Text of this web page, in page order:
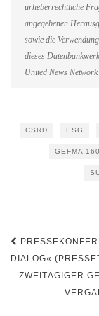
urheberrechtliche
angegebenen
sowie die
dieses
United News
CSRD ESG
GEFMA 160
DIALOG«
ZWEITÄGIGER